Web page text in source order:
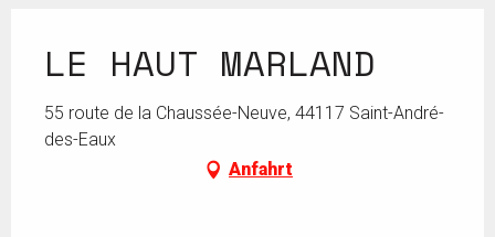
LE HAUT MARLAND
55 route de la Chaussée-Neuve, 44117 Saint-André-
des-Eaux
Anfahrt